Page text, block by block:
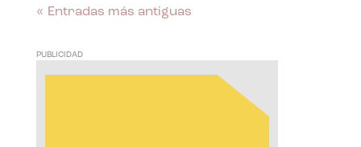
« Entradas más antiguas
PUBLICIDAD